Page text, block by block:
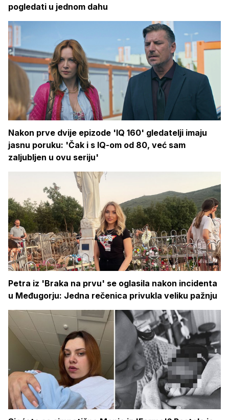
pogledati u jednom dahu
Nakon prve dvije epizode 'IQ 160' gledatelji imaju
jasnu poruku: 'Čak i s IQ-om od 80, već sam
zaljubljen u ovu seriju'
Petra iz 'Braka na prvu' se oglasila nakon incidenta
u Međugorju: Jedna rečenica privukla veliku pažnju